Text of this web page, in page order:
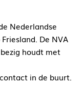
Nederlandse
De NVA
houdt met
in de buurt.